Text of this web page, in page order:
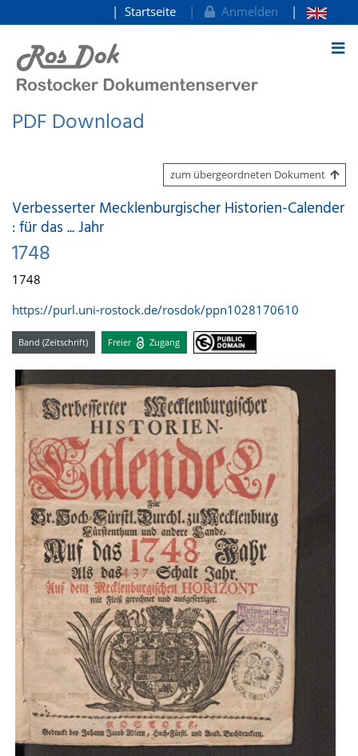
zum Inhalt
Startseite Anmelden
PDF Download
zum übergeordneten Dokument
Verbesserter Mecklenburgischer Historien-Calender
: für das ... Jahr
1748
1748
https://purl.uni-rostock.de/rosdok/ppn1028170610
Band (Zeitschrift) Freier Zugang